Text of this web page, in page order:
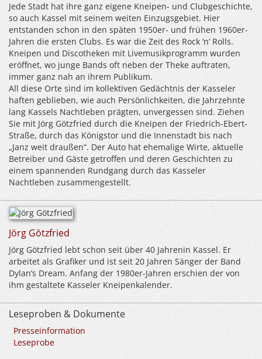
Jede Stadt hat ihre ganz eigene Kneipen- und Clubgeschichte,
so auch Kassel mit seinem weiten Einzugsgebiet. Hier
entstanden schon in den späten 1950er- und frühen 1960er-
Jahren die ersten Clubs. Es war die Zeit des Rock ‘n‘ Rolls.
Kneipen und Discotheken mit Livemusikprogramm wurden
eröffnet, wo junge Bands oft neben der Theke auftraten,
immer ganz nah an ihrem Publikum.
All diese Orte sind im kollektiven Gedächtnis der Kasseler
haften geblieben, wie auch Persönlichkeiten, die Jahrzehnte
lang Kassels Nachtleben prägten, unvergessen sind. Ziehen
Sie mit Jörg Götzfried durch die Kneipen der Friedrich-Ebert-
Straße, durch das Königstor und die Innenstadt bis nach
„Janz weit draußen“. Der Auto hat ehemalige Wirte, aktuelle
Betreiber und Gäste getroffen und deren Geschichten zu
einem spannenden Rundgang durch das Kasseler
Nachtleben zusammengestellt.
Jörg Götzfried
Jörg Götzfried lebt schon seit über 40 Jahrenin Kassel. Er
arbeitet als Grafiker und ist seit 20 Jahren Sänger der Band
Dylan’s Dream. Anfang der 1980er-Jahren erschien der von
ihm gestaltete Kasseler Kneipenkalender.
Leseproben & Dokumente
Presseinformation
Leseprobe